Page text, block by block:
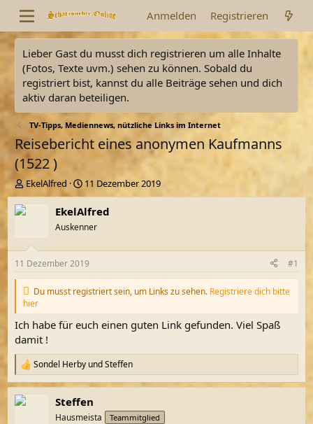
Anmelden Registrieren
Lieber Gast du musst dich registrieren um alle Inhalte
(Fotos, Texte uvm.) sehen zu können. Sobald du
registriert bist, kannst du alle Beiträge sehen und dich
aktiv daran beteiligen.
TV-Tipps, Mediennews, nützliche Links im Internet
Reisebericht eines anonymen Kaufmanns
(1522 )
E
r
s
l
e
EkelAlfred
E
r
s
e
l
t
m
11 Dezember 2019
EkelAlfred
Auskenner
11 Dezember 2019 #1
Du musst registriert sein, um Links zu sehen. Registriere dich bitte
hier
Ich habe für euch einen guten Link gefunden. Viel Spaß
damit !
R
e
a
k
Sondel Herby undSteffen
Steffen
Hausmeista Teammitglied